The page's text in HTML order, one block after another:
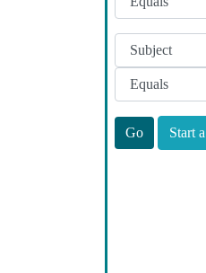
Start